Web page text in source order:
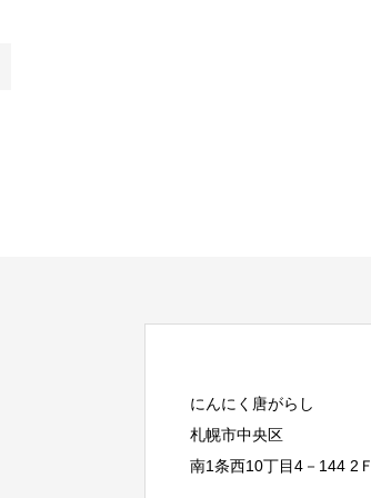
にんにく唐がらし
札幌市中央区
南1条西10丁目4－144 2Ｆ